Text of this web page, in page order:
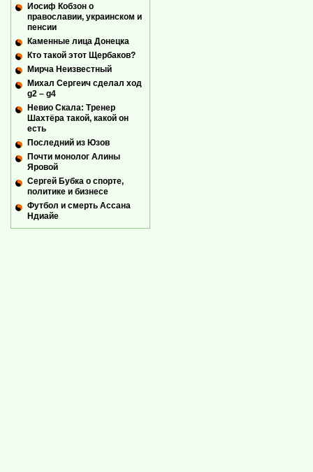
Иосиф Кобзон о
православии, украинском и
пенсии
Каменные лица Донецка
Кто такой этот Щербаков?
Мирча Неизвестный
Михал Сергеич сделал ход
g2 – g4
Невио Скала: Тренер
Шахтёра такой, какой он
есть
Последний из Юзов
Почти монолог Алины
Яровой
Сергей Бубка о спорте,
политике и бизнесе
Футбол и смерть Ассана
Ндиайе